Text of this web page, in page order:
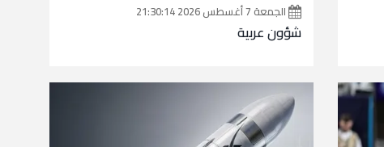
الجمعة 7 أغسطس 2026 21:30:14
شؤون عربية